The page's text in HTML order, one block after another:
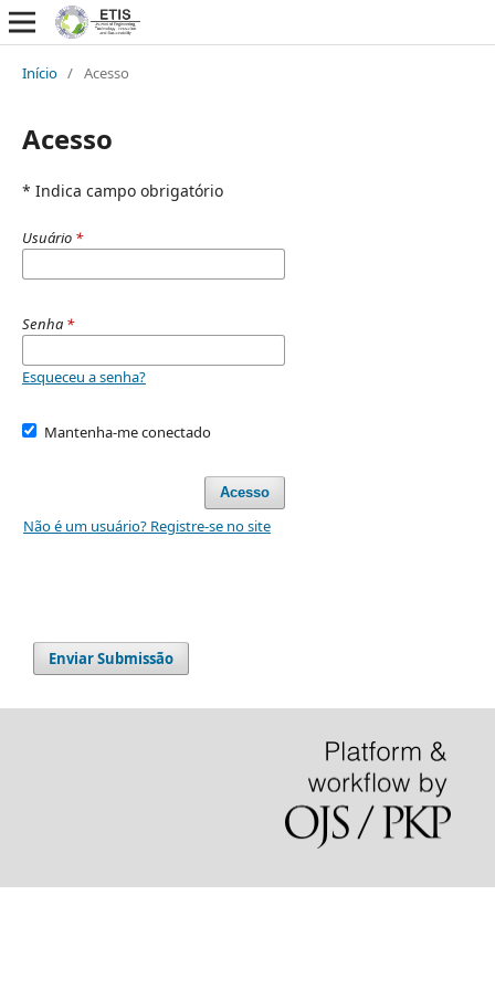
Início / Acesso
Acesso
* Indica campo obrigatório
Usuário *
Senha *
Esqueceu a senha?
Mantenha-me conectado
Acesso
Não é um usuário? Registre-se no site
Enviar Submissão